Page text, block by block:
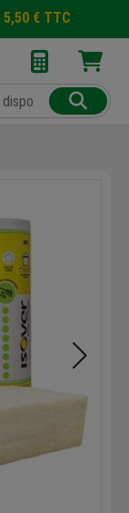
5,50 € TTC